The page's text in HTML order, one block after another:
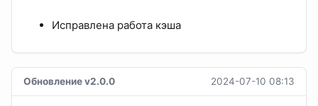
Исправлена работа кэша
Обновление v2.0.0 2024-07-10 08:13